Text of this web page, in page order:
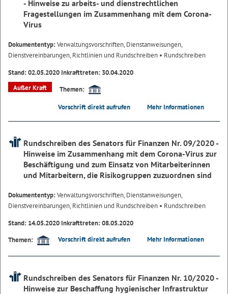
- Hinweise zu arbeits- und dienstrechtlichen
Fragestellungen im Zusammenhang mit dem Corona-
Virus
Dokumententyp:Verwaltungsvorschriften, Dienstanweisungen,
Dienstvereinbarungen, Richtlinien und Rundschreiben • Rundschreiben
Stand: 02.05.2020 Inkrafttreten: 30.04.2020
Außer Kraft
Themen:
Vorschrift direkt aufrufen Mehr Informationen
Rundschreiben des Senators für Finanzen Nr. 09/2020 -
Hinweise im Zusammenhang mit dem Corona-Virus zur
Beschäftigung und zum Einsatz von Mitarbeiterinnen
und Mitarbeitern, die Risikogruppen zuzuordnen sind
Dokumententyp:Verwaltungsvorschriften, Dienstanweisungen,
Dienstvereinbarungen, Richtlinien und Rundschreiben • Rundschreiben
Stand: 14.05.2020 Inkrafttreten: 08.05.2020
Themen:
Vorschrift direkt aufrufen Mehr Informationen
Rundschreiben des Senators für Finanzen Nr. 10/2020 -
Hinweise zur Beschaffung hygienischer Infrastruktur